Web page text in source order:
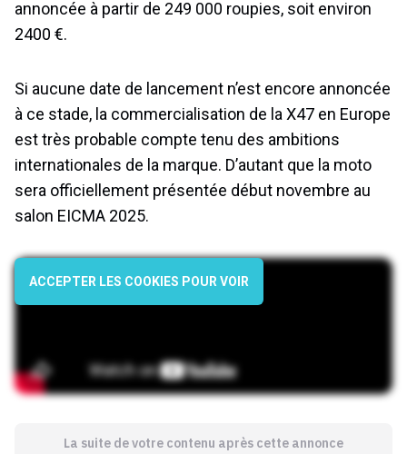
annoncée à partir de 249 000 roupies, soit environ
2400 €.
Si aucune date de lancement n’est encore annoncée
à ce stade, la commercialisation de la X47 en Europe
est très probable compte tenu des ambitions
internationales de la marque. D’autant que la moto
sera officiellement présentée début novembre au
salon EICMA 2025.
ACCEPTER LES COOKIES POUR VOIR
La suite de votre contenu après cette annonce